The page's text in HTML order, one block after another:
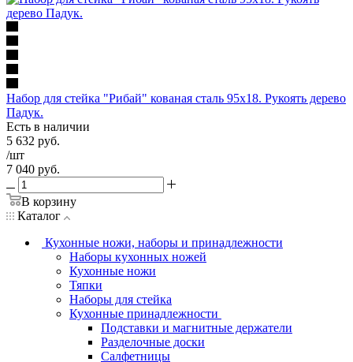
Набор для стейка "Рибай" кованая сталь 95х18. Рукоять дерево
Падук.
Есть в наличии
5 632 руб.
/шт
7 040 руб.
В корзину
Каталог
Кухонные ножи, наборы и принадлежности
Наборы кухонных ножей
Кухонные ножи
Тяпки
Наборы для стейка
Кухонные принадлежности
Подставки и магнитные держатели
Разделочные доски
Салфетницы